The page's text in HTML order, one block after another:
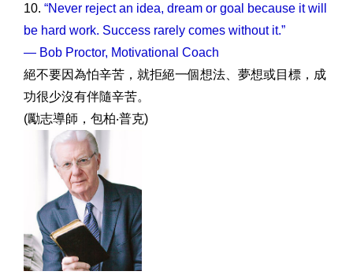
10. “Never reject an idea, dream or goal because it will
be hard work. Success rarely comes without it.”
— Bob Proctor, Motivational Coach
絕不要因為怕辛苦，就拒絕一個想法、夢想或目標，成
功很少沒有伴隨辛苦。
(勵志導師，包柏‧普克)